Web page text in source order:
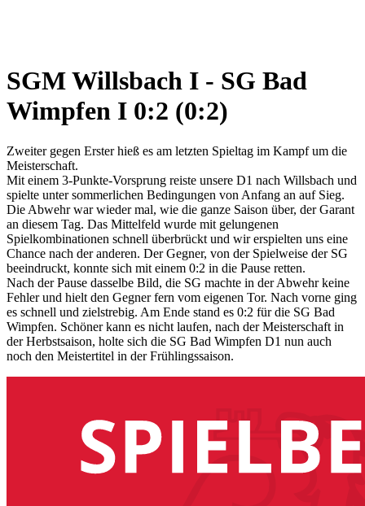
SGM Willsbach I - SG Bad
Wimpfen I 0:2 (0:2)
Zweiter gegen Erster hieß es am letzten Spieltag im Kampf um die
Meisterschaft.
Mit einem 3-Punkte-Vorsprung reiste unsere D1 nach Willsbach und
spielte unter sommerlichen Bedingungen von Anfang an auf Sieg.
Die Abwehr war wieder mal, wie die ganze Saison über, der Garant
an diesem Tag. Das Mittelfeld wurde mit gelungenen
Spielkombinationen schnell überbrückt und wir erspielten uns eine
Chance nach der anderen. Der Gegner, von der Spielweise der SG
beeindruckt, konnte sich mit einem 0:2 in die Pause retten.
Nach der Pause dasselbe Bild, die SG machte in der Abwehr keine
Fehler und hielt den Gegner fern vom eigenen Tor. Nach vorne ging
es schnell und zielstrebig. Am Ende stand es 0:2 für die SG Bad
Wimpfen. Schöner kann es nicht laufen, nach der Meisterschaft in
der Herbstsaison, holte sich die SG Bad Wimpfen D1 nun auch
noch den Meistertitel in der Frühlingssaison.